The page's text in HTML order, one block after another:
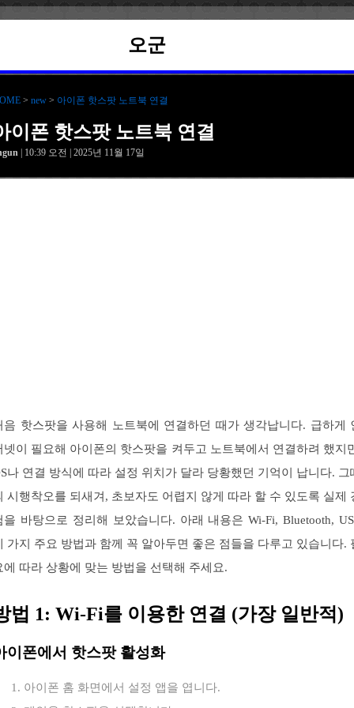
오군
> new > 아이폰 핫스팟 노트북 연결
이폰 핫스팟 노트북 연결
| 10:39 오전 | 2025년 11월 17일
음 핫스팟을 사용해 노트북에 연결하던 때가 생각납니다. 급하게
넷이 필요해 아이폰의 핫스팟을 켜두고 노트북에서 연결하려 했지
나 연결 방식에 따라 설정 위치가 달라 당황했던 기억이 납니다. 그
시행착오를 되새겨, 초보자도 어렵지 않게 따라 할 수 있도록 실제
을 바탕으로 정리해 보았습니다. 아래 내용은 Wi-Fi, Bluetooth,
가지 주요 방법과 함께 꼭 알아두면 좋은 점들을 다루고 있습니다.
에 따라 상황에 맞는 방법을 선택해 주세요.
법 1: Wi-Fi를 이용한 연결 (가장 일반적)
이폰에서 핫스팟 활성화
아이폰 홈 화면에서 설정 앱을 엽니다.